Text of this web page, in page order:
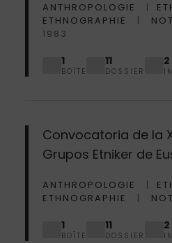
ANTHROPOLOGIE
ETHNOGRAPHIE
1983
1
BOÎTE
11
DOSSIER
2
Convocatoria de la
Grupos Etniker de
ANTHROPOLOGIE
ETHNOGRAPHIE
1
BOÎTE
11
DOSSIER
2